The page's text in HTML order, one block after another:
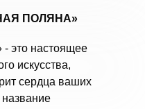
ПОЛЯНА»
это настоящее
искусства,
сердца ваших